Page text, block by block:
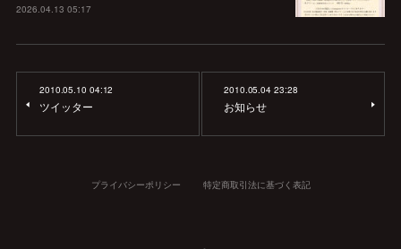
2026.04.13 05:17
2010.05.10 04:12
ツイッター
2010.05.04 23:28
お知らせ
プライバシーポリシー 特定商取引法に基づく表記